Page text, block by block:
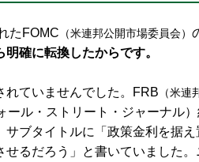
たFOMC （米連邦公開市場委員会）
確に転換したからです。
ていませんでした。FRB （米連
ール・ストリート・ジャーナル
サブタイトルに「政策金利を据
せるだろう」と書いていました